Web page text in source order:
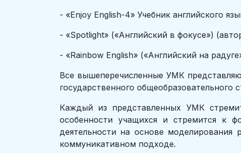
- «Enjoy English-4» Учебник английского
- «Spotlight» («Английский в фокусе»)
- «Rainbow English» («Английский на
Все вышеперечисленные УМК
государственного общеобразовательного
Каждый из представленных УМК
особенности учащихся и стремится к
деятельности на основе
коммуникативном подходе.